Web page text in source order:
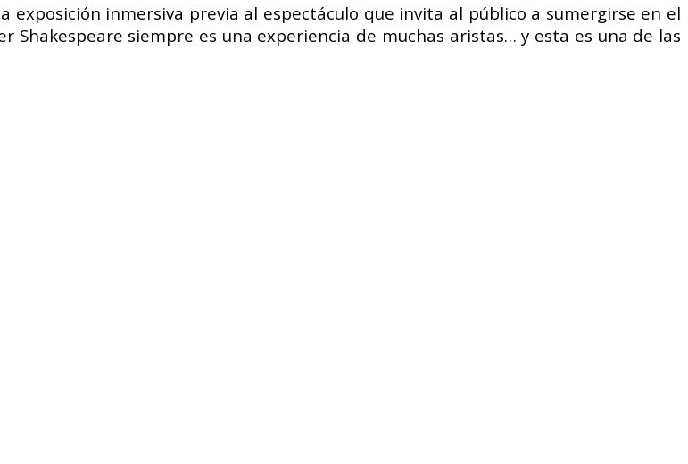
exposición inmersiva previa al espectáculo que invita al público a sumergirse en el
Shakespeare siempre es una experiencia de muchas aristas… y esta es una de las